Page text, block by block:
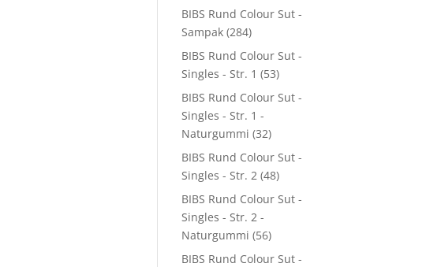
BIBS Rund Colour Sut -
Sampak (284)
BIBS Rund Colour Sut -
Singles - Str. 1 (53)
BIBS Rund Colour Sut -
Singles - Str. 1 -
Naturgummi (32)
BIBS Rund Colour Sut -
Singles - Str. 2 (48)
BIBS Rund Colour Sut -
Singles - Str. 2 -
Naturgummi (56)
BIBS Rund Colour Sut -